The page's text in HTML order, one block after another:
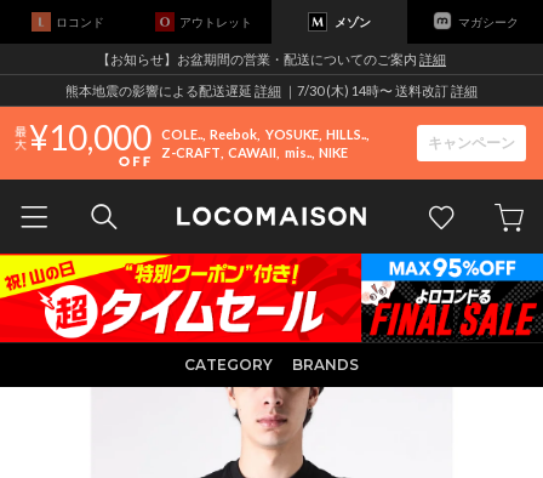
ロコンド アウトレット メゾン マガシーク
【お知らせ】お盆期間の営業・配送についてのご案内 詳細
熊本地震の影響による配送遅延 詳細 ｜7/30 (木) 14時〜 送料改訂詳細
10,000 COLE.. Reebok YOSUKE HILLS..
Z-CRAFT CAWAII mis.. NIKE
キャンペーン
CATEGORY BRANDS